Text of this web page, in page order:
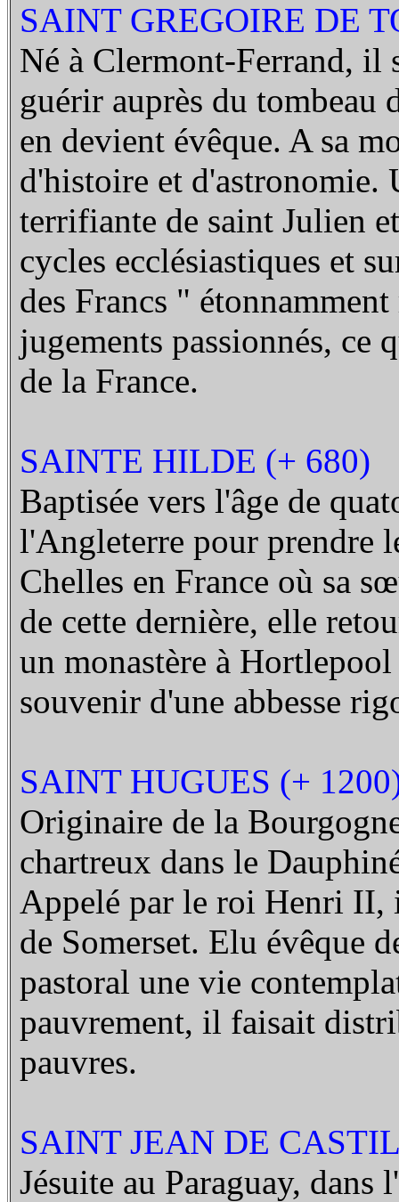
SAINT GREGOIRE DE
Né à Clermont-Ferrand, il
guérir auprès du tombeau
en devient évêque. A sa
d'histoire et d'astronomie.
terrifiante de saint Julien
cycles ecclésiastiques et
des Francs "
jugements passionnés,
de la France.
SAINTE HILDE (+ 680)
Baptisée vers l'âge de
l'Angleterre pour prendre
Chelles en France où sa
de cette dernière, elle
un monastère à
souvenir d'une abbesse
SAINT HUGUES (+
Originaire de la
chartreux dans le
Appelé par le roi Henri II,
de Somerset. Elu évêque
pastoral une vie
pauvrement, il faisait
pauvres.
SAINT JEAN DE
Jésuite au Paraguay, dans